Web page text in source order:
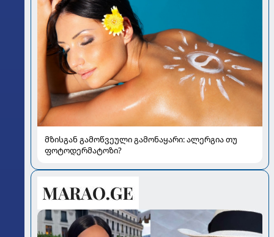
მზისგან გამოწვეული გამონაყარი: ალერგია თუ
ფოტოდერმატოზი?